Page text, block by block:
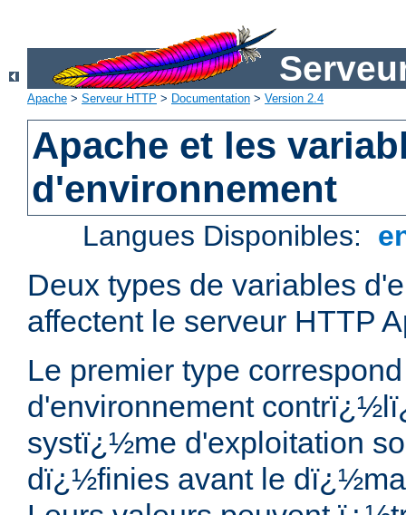
Apache > Serveur HTTP > Documentation > Version 2.4
Apache et les
d'environnement
Langues Disponibles:
Deux types de variables
affectent le serveur HTTP
Le premier type
d'environnement
systï¿½me d'exploitation
dï¿½finies avant le